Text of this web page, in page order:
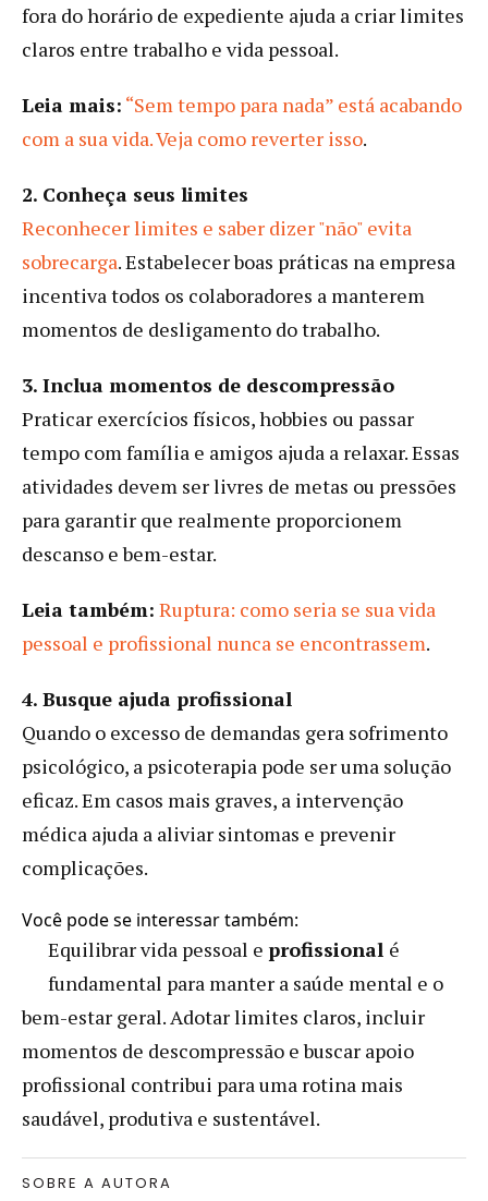
fora do horário de expediente ajuda a criar limites
claros entre trabalho e vida pessoal.
Leia mais: “Sem tempo para nada” está acabando
com a sua vida. Veja como reverter isso.
2. Conheça seus limites
Reconhecer limites e saber dizer "não" evita
sobrecarga. Estabelecer boas práticas na empresa
incentiva todos os colaboradores a manterem
momentos de desligamento do trabalho.
3. Inclua momentos de descompressão
Praticar exercícios físicos, hobbies ou passar
tempo com família e amigos ajuda a relaxar. Essas
atividades devem ser livres de metas ou pressões
para garantir que realmente proporcionem
descanso e bem-estar.
Leia também: Ruptura: como seria se sua vida
pessoal e profissional nunca se encontrassem.
4. Busque ajuda profissional
Quando o excesso de demandas gera sofrimento
psicológico, a psicoterapia pode ser uma solução
eficaz. Em casos mais graves, a intervenção
médica ajuda a aliviar sintomas e prevenir
complicações.
Você pode se interessar também:
Equilibrar vida pessoal e profissional é
fundamental para manter a saúde mental e o
bem-estar geral. Adotar limites claros, incluir
momentos de descompressão e buscar apoio
profissional contribui para uma rotina mais
saudável, produtiva e sustentável.
SOBRE A AUTORA